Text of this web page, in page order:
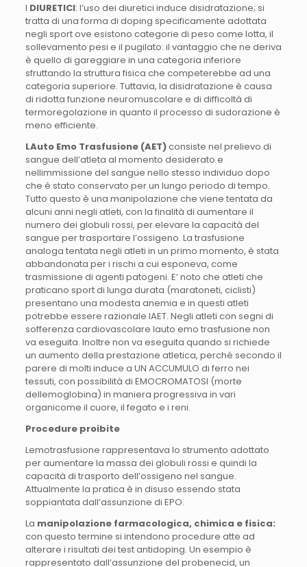
I DIURETICI: l’uso dei diuretici induce disidratazione; si
tratta di una forma di doping specificamente adottata
negli sport ove esistono categorie di peso come lotta, il
sollevamento pesi e il pugilato: il vantaggio che ne deriva
è quello di gareggiare in una categoria inferiore
sfruttando la struttura fisica che competerebbe ad una
categoria superiore. Tuttavia, la disidratazione è causa
di ridotta funzione neuromuscolare e di difficoltà di
termoregolazione in quanto il processo di sudorazione è
meno efficiente.
LAuto Emo Trasfusione (AET)consiste nel prelievo di
sangue dell’atleta al momento desiderato e
nellimmissione del sangue nello stesso individuo dopo
che è stato conservato per un lungo periodo di tempo.
Tutto questo è una manipolazione che viene tentata da
alcuni anni negli atleti, con la finalità di aumentare il
numero dei globuli rossi, per elevare la capacità del
sangue per trasportare l’ossigeno. La trasfusione
analoga tentata negli atleti in un primo momento, è stata
abbandonata per i rischi a cui esponeva, come
trasmissione di agenti patogeni. E’ noto che atleti che
praticano sport di lunga durata (maratoneti, ciclisti)
presentano una modesta anemia e in questi atleti
potrebbe essere razionale lAET. Negli atleti con segni di
sofferenza cardiovascolare lauto emo trasfusione non
va eseguita. Inoltre non va eseguita quando si richiede
un aumento della prestazione atletica, perché secondo il
parere di molti induce a UN ACCUMULO di ferro nei
tessuti, con possibilità di EMOCROMATOSI (morte
dellemoglobina) in maniera progressiva in vari
organicome il cuore, il fegato e i reni.
Procedure proibite
Lemotrasfusione rappresentava lo strumento adottato
per aumentare la massa dei globuli rossi e quindi la
capacità di trasporto dell’ossigeno nel sangue.
Attualmente la pratica è in disuso essendo stata
soppiantata dall’assunzione di EPO.
La manipolazione farmacologica, chimica e fisica:
con questo termine si intendono procedure atte ad
alterare i risultati dei test antidoping. Un esempio è
rappresentato dall’assunzione del probenecid, un